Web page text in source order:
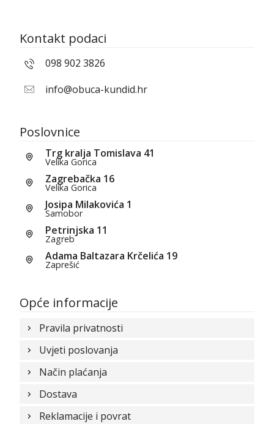
Kontakt podaci
098 902 3826
info@obuca-kundid.hr
Poslovnice
Trg kralja Tomislava 41
Velika Gorica
Zagrebačka 16
Velika Gorica
Josipa Milakovića 1
Samobor
Petrinjska 11
Zagreb
Adama Baltazara Krčelića 19
Zaprešić
Opće informacije
Pravila privatnosti
Uvjeti poslovanja
Način plaćanja
Dostava
Reklamacije i povrat